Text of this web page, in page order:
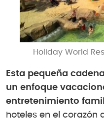
Holiday World
Esta pequeña
un enfoque
entretenimiento
hoteles en el corazón